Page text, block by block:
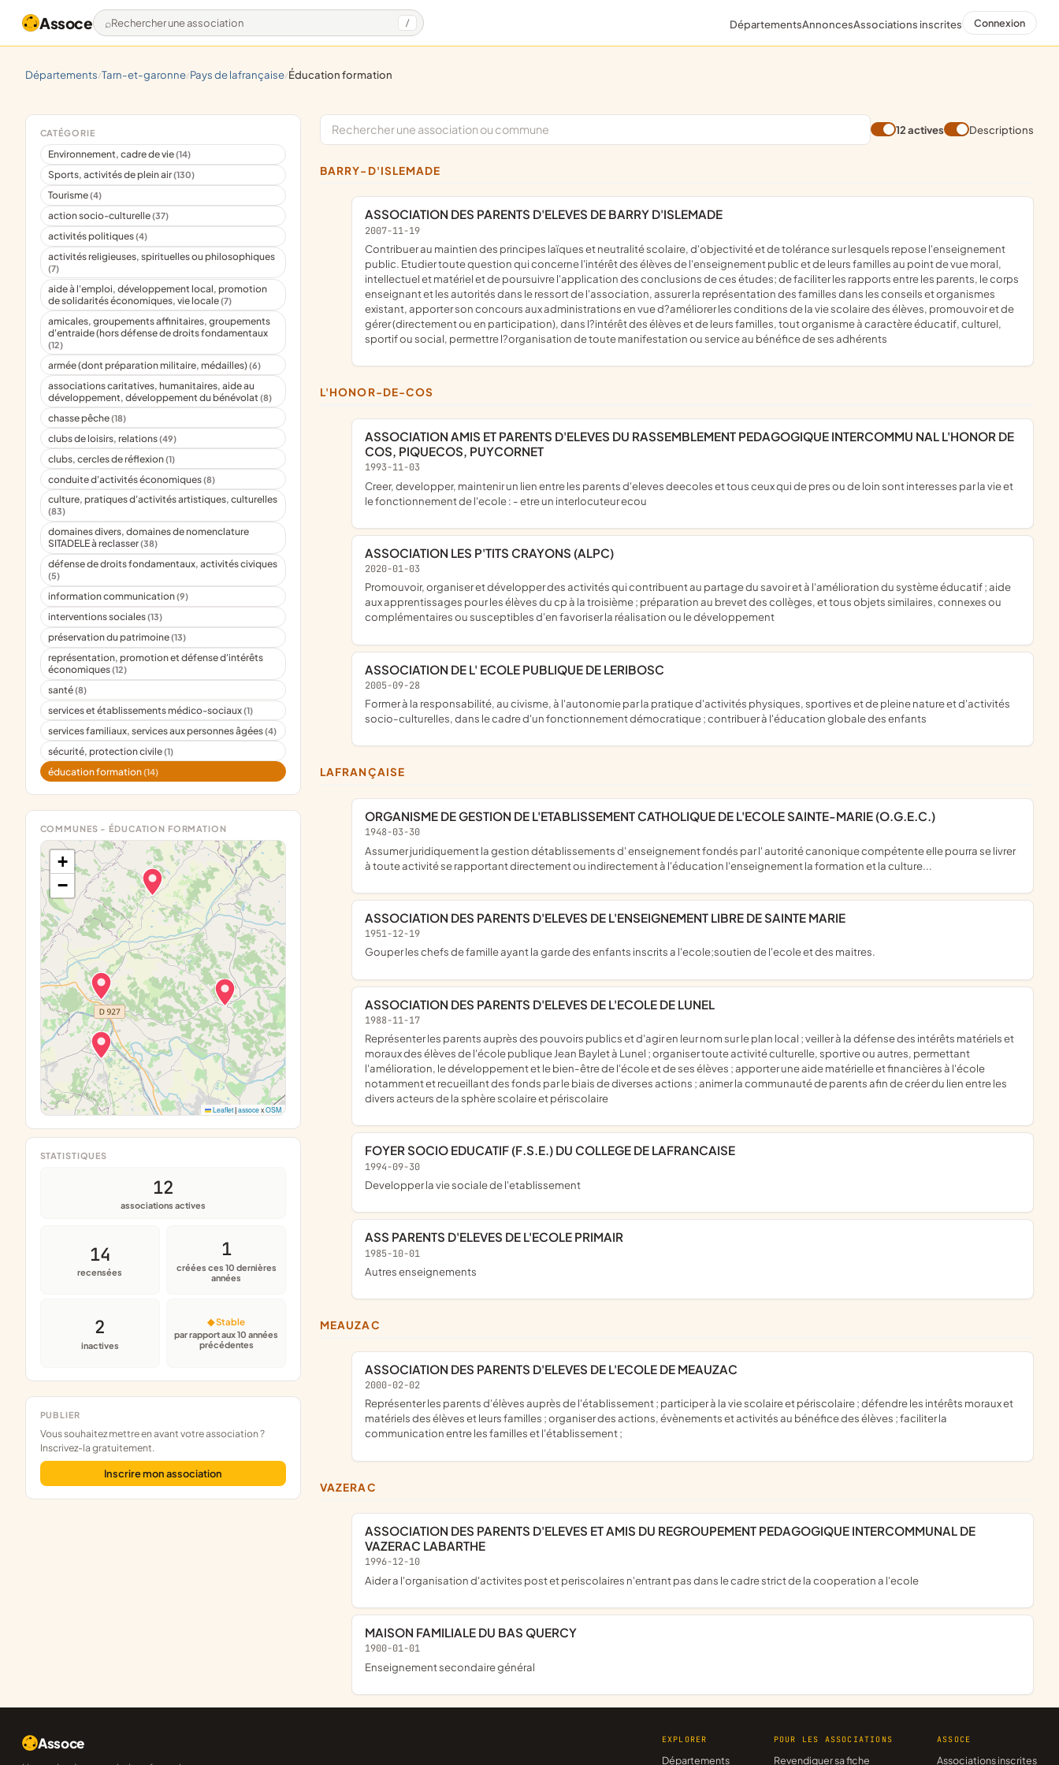
Assoce Rechercher une association / DépartementsAnnoncesAssociations inscrites Connexion
départements/ tarn-et-garonne/ pays de lafrançaise/ éducation formation
CATÉGORIE
Environnement, cadre de vie(14)
Sports, activités de plein air(130)
Tourisme(4)
action socio-culturelle(37)
activités politiques(4)
activités religieuses, spirituelles ou philosophiques
(7)
aide à l'emploi, développement local, promotion
de solidarités économiques, vie locale(7)
amicales, groupements affinitaires, groupements
d'entraide (hors défense de droits fondamentaux
(12)
armée (dont préparation militaire, médailles)(6)
associations caritatives, humanitaires, aide au
développement, développement du bénévolat(8)
chasse pêche(18)
clubs de loisirs, relations(49)
clubs, cercles de réflexion(1)
conduite d'activités économiques(8)
culture, pratiques d'activités artistiques, culturelles
(83)
domaines divers, domaines de nomenclature
SITADELE à reclasser(38)
défense de droits fondamentaux, activités civiques
(5)
information communication(9)
interventions sociales(13)
préservation du patrimoine(13)
représentation, promotion et défense d'intérêts
économiques(12)
santé(8)
services et établissements médico-sociaux(1)
services familiaux, services aux personnes âgées(4)
sécurité, protection civile(1)
éducation formation(14)
STATISTIQUES
12
associations actives
14
recensées
1
créées ces 10 dernières
années
2
inactives
◆ Stable
par rapport aux 10 années
précédentes
PUBLIER
Vous souhaitez mettre en avant votre association ?
Inscrivez-la gratuitement.
Inscrire mon association
12 actives Descriptions
BARRY-D'ISLEMADE
ASSOCIATION DES PARENTS D'ELEVES DE BARRY D'ISLEMADE
2007-11-19
contribuer au maintien des principes laïques et neutralité scolaire, d'objectivité et de tolérance sur lesquels repose l'enseignement
public. Etudier toute question qui concerne l'intérêt des élèves de l'enseignement public et de leurs familles au point de vue moral,
intellectuel et matériel et de poursuivre l'application des conclusions de ces études; de faciliter les rapports entre les parents, le corps
enseignant et les autorités dans le ressort de l'association, assurer la représentation des familles dans les conseils et organismes
existant, apporter son concours aux administrations en vue d?améliorer les conditions de la vie scolaire des élèves, promouvoir et de
gérer (directement ou en participation), dans l?intérêt des élèves et de leurs familles, tout organisme à caractère éducatif, culturel,
sportif ou social, permettre l?organisation de toute manifestation ou service au bénéfice de ses adhérents
L'HONOR-DE-COS
ASSOCIATION AMIS ET PARENTS D'ELEVES DU RASSEMBLEMENT PEDAGOGIQUE INTERCOMMU NAL L'HONOR DE
COS, PIQUECOS, PUYCORNET
1993-11-03
creer, developper, maintenir un lien entre les parents d'eleves deecoles et tous ceux qui de pres ou de loin sont interesses par la vie et
le fonctionnement de l'ecole : - etre un interlocuteur ecou
ASSOCIATION LES P'TITS CRAYONS (ALPC)
2020-01-03
promouvoir, organiser et développer des activités qui contribuent au partage du savoir et à l'amélioration du système éducatif ; aide
aux apprentissages pour les élèves du cp à la troisième ; préparation au brevet des collèges, et tous objets similaires, connexes ou
complémentaires ou susceptibles d'en favoriser la réalisation ou le développement
ASSOCIATION DE L' ECOLE PUBLIQUE DE LERIBOSC
2005-09-28
former à la responsabilité, au civisme, à l'autonomie par la pratique d'activités physiques, sportives et de pleine nature et d'activités
socio-culturelles, dans le cadre d'un fonctionnement démocratique ; contribuer à l'éducation globale des enfants
LAFRANÇAISE
ORGANISME DE GESTION DE L'ETABLISSEMENT CATHOLIQUE DE L'ECOLE SAINTE-MARIE (O.G.E.C.)
1948-03-30
assumer juridiquement la gestion détablissements d' enseignement fondés par l' autorité canonique compétente elle pourra se livrer
à toute activité se rapportant directement ou indirectement à l'éducation l'enseignement la formation et la culture...
ASSOCIATION DES PARENTS D'ELEVES DE L'ENSEIGNEMENT LIBRE DE SAINTE MARIE
1951-12-19
gouper les chefs de famille ayant la garde des enfants inscrits a l'ecole;soutien de l'ecole et des maitres.
ASSOCIATION DES PARENTS D'ELEVES DE L'ECOLE DE LUNEL
1988-11-17
représenter les parents auprès des pouvoirs publics et d'agir en leur nom sur le plan local ; veiller à la défense des intérêts matériels et
moraux des élèves de l'école publique Jean Baylet à Lunel ; organiser toute activité culturelle, sportive ou autres, permettant
l'amélioration, le développement et le bien-être de l'école et de ses élèves ; apporter une aide matérielle et financières à l'école
notamment et recueillant des fonds par le biais de diverses actions ; animer la communauté de parents afin de créer du lien entre les
divers acteurs de la sphère scolaire et périscolaire
FOYER SOCIO EDUCATIF (F.S.E.) DU COLLEGE DE LAFRANCAISE
1994-09-30
developper la vie sociale de l'etablissement
ASS PARENTS D'ELEVES DE L'ECOLE PRIMAIR
1985-10-01
Autres enseignements
MEAUZAC
ASSOCIATION DES PARENTS D'ELEVES DE L'ECOLE DE MEAUZAC
2000-02-02
représenter les parents d'élèves auprès de l'établissement ; participer à la vie scolaire et périscolaire ; défendre les intérêts moraux et
matériels des élèves et leurs familles ; organiser des actions, évènements et activités au bénéfice des élèves ; faciliter la
communication entre les familles et l'établissement ;
VAZERAC
ASSOCIATION DES PARENTS D'ELEVES ET AMIS DU REGROUPEMENT PEDAGOGIQUE INTERCOMMUNAL DE
VAZERAC LABARTHE
1996-12-10
aider a l'organisation d'activites post et periscolaires n'entrant pas dans le cadre strict de la cooperation a l'ecole
MAISON FAMILIALE DU BAS QUERCY
1900-01-01
Enseignement secondaire général
COMMUNES - ÉDUCATION FORMATION
+
−
Leaflet| assocexOSM
Assoce EXPLORER
Départements
POUR LES ASSOCIATIONS
Revendiquer sa fiche
ASSOCE
Associations inscrites